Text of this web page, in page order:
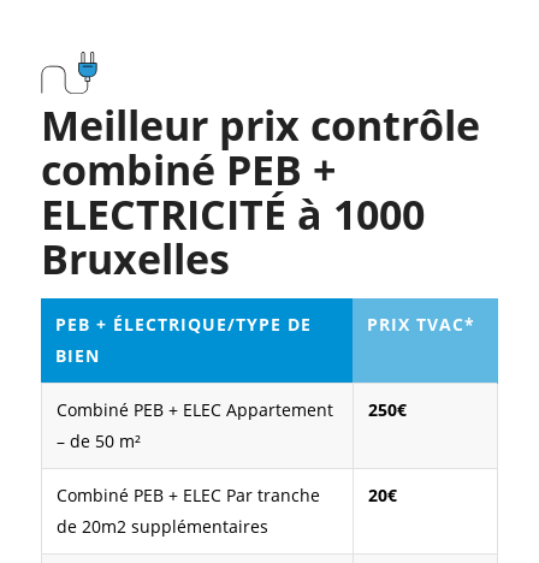
Meilleur prix contrôle
combiné PEB +
ELECTRICITÉ à 1000
Bruxelles
PEB + ÉLECTRIQUE/TYPE DE
BIEN
PRIX TVAC*
Combiné PEB + ELEC Appartement
– de 50 m²
250€
Combiné PEB + ELEC Par tranche
de 20m2 supplémentaires
20€